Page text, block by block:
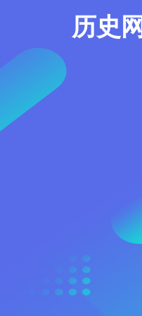
历史网